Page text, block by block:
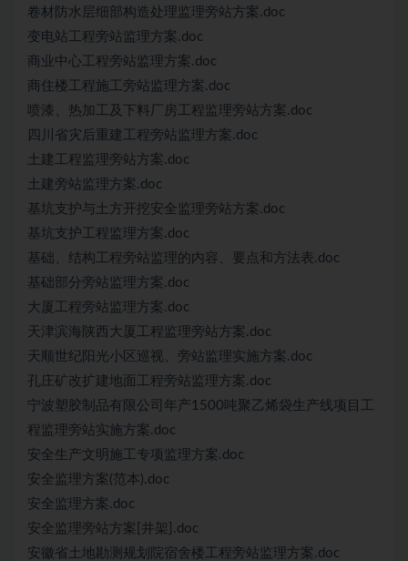
卷材防水层细部构造处理监理旁站方案.doc
变电站工程旁站监理方案.doc
商业中心工程旁站监理方案.doc
商住楼工程施工旁站监理方案.doc
喷漆、热加工及下料厂房工程监理旁站方案.doc
四川省灾后重建工程旁站监理方案.doc
土建工程监理旁站方案.doc
土建旁站监理方案.doc
基坑支护与土方开挖安全监理旁站方案.doc
基坑支护工程监理方案.doc
基础、结构工程旁站监理的内容、要点和方法表.doc
基础部分旁站监理方案.doc
大厦工程旁站监理方案.doc
天津滨海陕西大厦工程监理旁站方案.doc
天顺世纪阳光小区巡视、旁站监理实施方案.doc
孔庄矿改扩建地面工程旁站监理方案.doc
宁波塑胶制品有限公司年产1500吨聚乙烯袋生产线项目工
程监理旁站实施方案.doc
安全生产文明施工专项监理方案.doc
安全监理方案(范本).doc
安全监理方案.doc
安全监理旁站方案[井架].doc
安徽省土地勘测规划院宿舍楼工程旁站监理方案.doc